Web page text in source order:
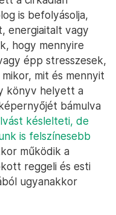
is befolyásolja,
energiaitalt vagy
hogy mennyire
épp stresszesek,
mit és mennyit
könyv helyett a
bámulva
késlelteti, de
is felszínesebb
működik a
reggeli és esti
ugyanakkor